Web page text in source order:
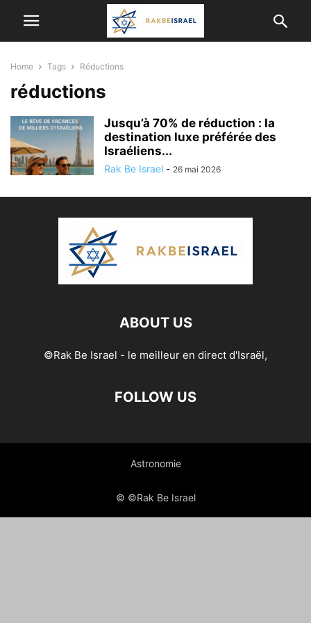
Home Tags Réductions
réductions
Jusqu’à 70% de réduction : la
destination luxe préférée des
Israéliens...
Rak Be Israel - 26 mai 2026
ABOUT US
©Rak Be Israel - le meilleur en direct d'Israël,
FOLLOW US
Astronomie
© ©Rak Be Israel